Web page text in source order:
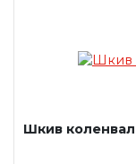
Шкив